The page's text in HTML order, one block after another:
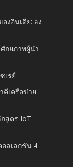
งอินเดีย: ลง
ศักยภาพผู้นำ
เรย์
คีเครือข่าย
สูตร IoT
อลเลกชัน 4